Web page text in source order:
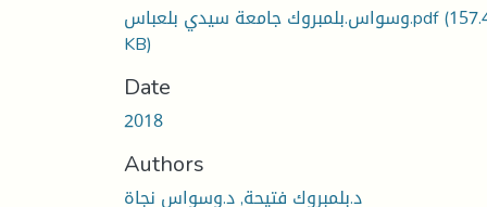
وسواس.بلمبروك جامعة سيدي بلعباس.pdf
KB)
Date
2018
Authors
د.بلمبروك فتيحة, د.وسواس نجاة